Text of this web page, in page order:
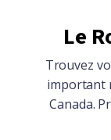
Le
Trouvez
important
Canada.